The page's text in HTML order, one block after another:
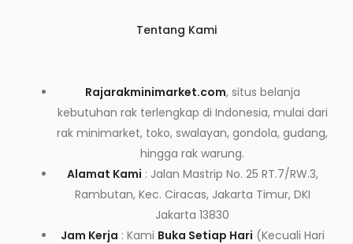
Tentang Kami
Rajarakminimarket.com, situs belanja
kebutuhan rak terlengkap di Indonesia, mulai dari
rak minimarket, toko, swalayan, gondola, gudang,
hingga rak warung.
Alamat Kami : Jalan Mastrip No. 25 RT.7/RW.3,
Rambutan, Kec. Ciracas, Jakarta Timur, DKI
Jakarta 13830
Jam Kerja : Kami Buka Setiap Hari (Kecuali Hari